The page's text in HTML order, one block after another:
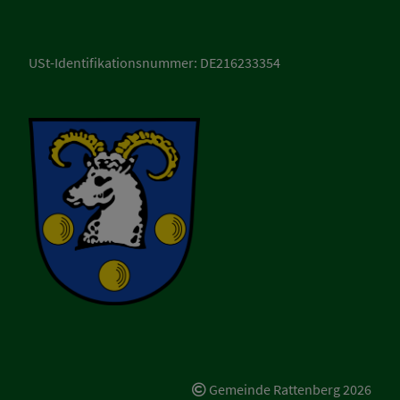
USt-Identifikationsnummer: DE216233354
Gemeinde Rattenberg2026